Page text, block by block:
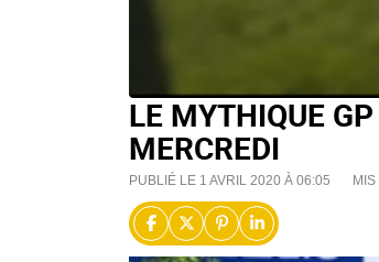
LE MYTHIQUE
MERCREDI
PUBLIÉ LE 1 AVRIL 2020 À 06:05